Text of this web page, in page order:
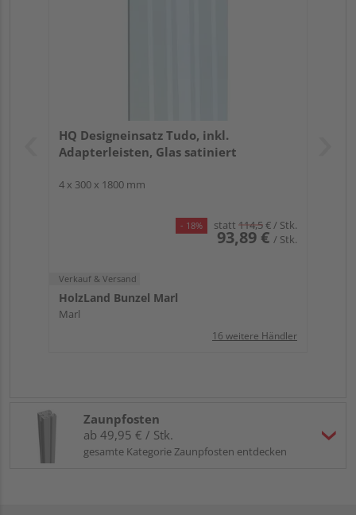
HQ Designeinsatz Tudo, inkl.
Adapterleisten, Glas satiniert
4 x 300 x 1800 mm
- 18% statt 114,5€/ Stk.
93,89 € / Stk.
Verkauf & Versand
HolzLand Bunzel Marl
Marl
16 weitere Händler
Zaunpfosten
ab 49,95 € / Stk.
gesamte Kategorie Zaunpfosten entdecken